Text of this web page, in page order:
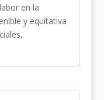
en la
y equitativa